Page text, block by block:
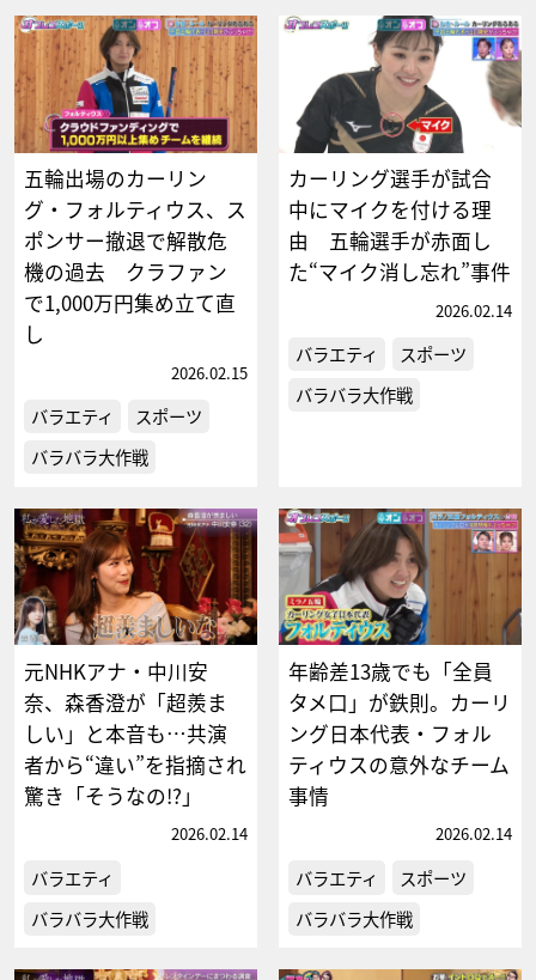
五輪出場のカーリン
グ・フォルティウス、ス
ポンサー撤退で解散危
機の過去 クラファン
で1,000万円集め立て直
し
2026.02.15
バラエティ
スポーツ
バラバラ大作戦
カーリング選手が試合
中にマイクを付ける理
由 五輪選手が赤面し
た“マイク消し忘れ”事件
2026.02.14
バラエティ
スポーツ
バラバラ大作戦
元NHKアナ・中川安
奈、森香澄が「超羨ま
しい」と本音も…共演
者から“違い”を指摘され
驚き「そうなの!?」
2026.02.14
バラエティ
バラバラ大作戦
年齢差13歳でも「全員
タメ口」が鉄則。カーリ
ング日本代表・フォル
ティウスの意外なチーム
事情
2026.02.14
バラエティ
スポーツ
バラバラ大作戦